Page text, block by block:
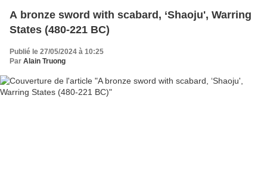
A bronze sword with scabard, ‘Shaoju', Warring
States (480-221 BC)
Publié le 27/05/2024 à 10:25
Par Alain Truong